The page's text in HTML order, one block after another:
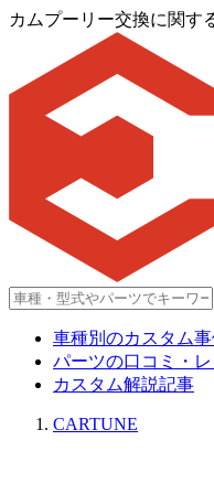
カムプーリー交換に関す
車種別のカスタム事
パーツの口コミ・
カスタム解説記事
CARTUNE